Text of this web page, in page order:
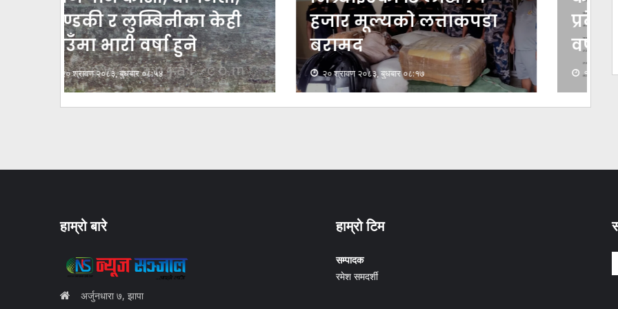
हजार मूल्यकाे लत्ताकपडा
बरामद
२० श्रावण २०८३, बुधबार ०८:१७
प्रदेशका केही स्थानमा भारी
वर्षा हुने
१९ श्रावण २०८३, मंगलवार ०८:०९
हाम्रो बारे
अर्जुनधारा ७, झापा
हाम्रो टिम
सम्पादक
रमेश समदर्शी